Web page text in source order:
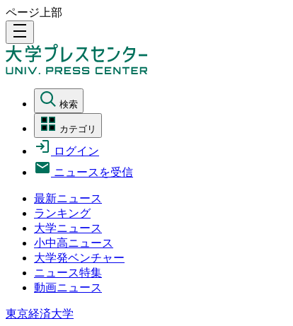
ページ上部
density_medium
検索
カテゴリ
ログイン
ニュースを受信
最新ニュース
ランキング
大学ニュース
小中高ニュース
大学発ベンチャー
ニュース特集
動画ニュース
東京経済大学